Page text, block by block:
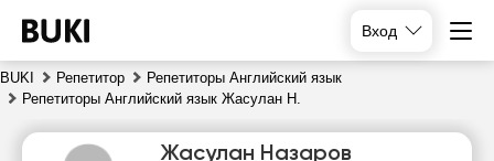
Вход
BUKI Репетитор
Репетиторы Английский язык
Репетиторы Английский язык Жасулан Н.
Жасулан Назаров